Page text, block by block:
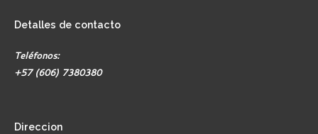
Detalles de contacto
Teléfonos:
+57 (606) 7380380
Direccion